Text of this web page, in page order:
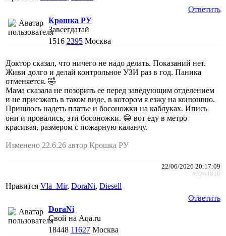
Ответить
Крошка РУ
Завсегдатай
1516 2395 Москва
Доктор сказал, что ничего не надо делать. Показаний нет.
Живи долго и делай контрольное УЗИ раз в год. Паника
отменяется. 🤣
Мама сказала не позорить ее перед заведующим отделением
и не приезжать в таком виде, в котором я езжу на конюшню.
Пришлось надеть платье и босоножки на каблуках. Ипись
они и провались, эти босоножки. 😁 вот еду в метро
красивая, размером с пожарную каланчу.
Изменено 22.6.26 автор Крошка РУ
22/06/2026 20:17:09
#3244810
Нравится Vla_Mir, DoraNi, Diesell
Ответить
DoraNi
Свой на Aqa.ru
18448 11627 Москва